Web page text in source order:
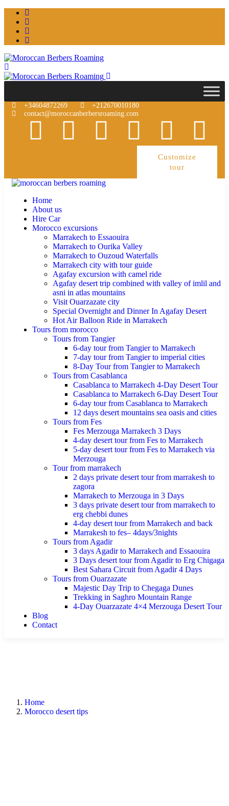
+34604872269
+212670010180
contact@moroccanberbersroaming.com
Customize
tour
Home
About us
Hire Car
Morocco excursions
Marrakech to Essaouira
Marrakech to Ourika Valley
Marrakech to Ouzoud Waterfalls
Marrakech city with tour guide
Agafay excursion with camel ride
Agafay desert trip combined with valley of imlil and
asni in atlas mountains
Visit Ouarzazate city
Special Overnight and Dinner In Agafay Desert
Hot Air Balloon Ride in Marrakech
Tours from morocco
Tours from Tangier
6-day tour from Tangier to Marrakech
7-day tour from Tangier to imperial cities
8-Day Tour from Tangier to Marrakech
Tours from Casablanca
Casablanca to Marrakech 4-Day Desert Tour
Casablanca to Marrakech 6-Day Desert Tour
6-day tour from Casablanca to Marrakech
12 days desert mountains sea oasis and cities
Tours from Fes
Fes Merzouga Marrakech 3 Days
4-day desert tour from Fes to Marrakech
5-day desert tour from Fes to Marrakech via
Merzouga
Tour from marrakech
2 days private desert tour from marrakesh to
zagora
Marrakech to Merzouga in 3 Days
3 days private desert tour from marrakech to
erg chebbi dunes
4-day desert tour from Marrakech and back
Marrakesh to fes– 4days/3nights
Tours from Agadir
3 days Agadir to Marrakech and Essaouira
3 Days desert tour from Agadir to Erg Chigaga
Best Sahara Circuit from Agadir 4 Days
Tours from Ouarzazate
Majestic Day Trip to Chegaga Dunes
Trekking in Saghro Mountain Range
4-Day Ouarzazate 4×4 Merzouga Desert Tour
Blog
Contact
Home
Morocco desert tips